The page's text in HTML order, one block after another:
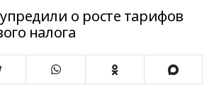
о росте тарифов
налога